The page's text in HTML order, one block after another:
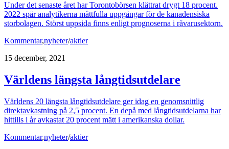
Under det senaste året har Torontobörsen klättrat drygt 18 procent.
2022 spår analytikerna måttfulla uppgångar för de kanadensiska
storbolagen. Störst uppsida finns enligt prognoserna i råvarusektorn.
Kommentar,nyheter/aktier
15 december, 2021
Världens längsta långtidsutdelare
Världens 20 längsta långtidsutdelare ger idag en genomsnittlig
direktavkastning på 2,5 procent. En depå med långtidsutdelarna har
hittills i år avkastat 20 procent mätt i amerikanska dollar.
Kommentar,nyheter/aktier